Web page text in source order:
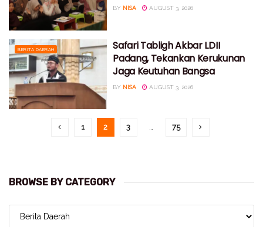
BY NISA AUGUST 3, 2026
BERITA DAERAH
Safari Tabligh Akbar LDII
Padang, Tekankan Kerukunan
Jaga Keutuhan Bangsa
BY NISA AUGUST 3, 2026
1 2 3 … 75
BROWSE BY CATEGORY
BROWSE